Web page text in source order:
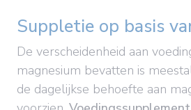
Suppletie op basis
De verscheidenheid aan
magnesium bevatten is
de dagelijkse behoefte aan